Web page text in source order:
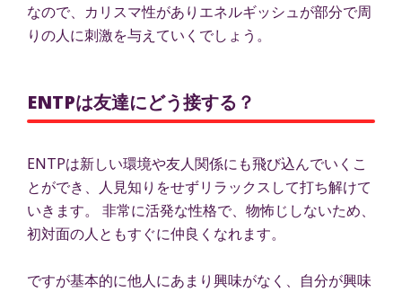
なので、カリスマ性がありエネルギッシュが部分で周
りの人に刺激を与えていくでしょう。
ENTPは友達にどう接する？
ENTPは新しい環境や友人関係にも飛び込んでいくこ
とができ、人見知りをせずリラックスして打ち解けて
いきます。 非常に活発な性格で、物怖じしないため、
初対面の人ともすぐに仲良くなれます。
ですが基本的に他人にあまり興味がなく、自分が興味